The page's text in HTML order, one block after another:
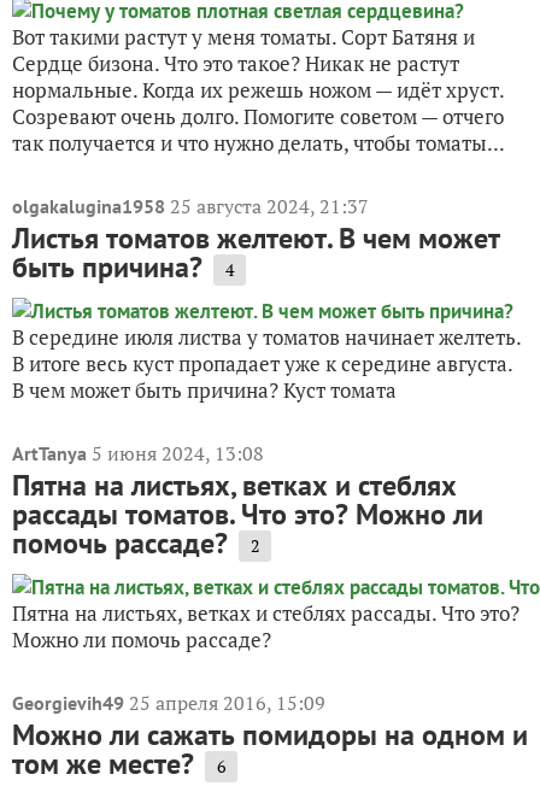
Вот такими растут у меня томаты. Сорт Батяня и
Сердце бизона. Что это такое? Никак не растут
нормальные. Когда их режешь ножом — идёт хруст.
Созревают очень долго. Помогите советом — отчего
так получается и что нужно делать, чтобы томаты...
olgakalugina1958 25 августа 2024, 21:37
Листья томатов желтеют. В чем может
быть причина? 4
В середине июля листва у томатов начинает желтеть.
В итоге весь куст пропадает уже к середине августа.
В чем может быть причина? Куст томата
ArtTanya 5 июня 2024, 13:08
Пятна на листьях, ветках и стеблях
рассады томатов. Что это? Можно ли
помочь рассаде? 2
Пятна на листьях, ветках и стеблях рассады. Что это?
Можно ли помочь рассаде?
Georgievih49 25 апреля 2016, 15:09
Можно ли сажать помидоры на одном и
том же месте? 6